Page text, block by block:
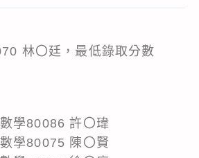
林〇廷，最低錄取分數
80086 許〇瑋
80075 陳〇賢